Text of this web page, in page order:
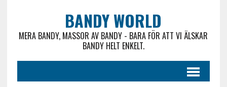
BANDY WORLD
MERA BANDY, MASSOR AV BANDY - BARA FÖR ATT VI ÄLSKAR
BANDY HELT ENKELT.